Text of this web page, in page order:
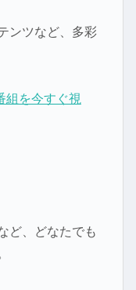
ンツなど、多彩
組を今すぐ視
ど、どなたでも